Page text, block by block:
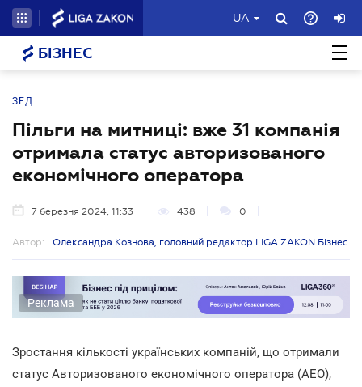
UA
БІЗНЕС
ЗЕД
Пільги на митниці: вже 31 компанія
отримала статус авторизованого
економічного оператора
7 березня 2024, 11:33 438 0
Автор: Олександра Кознова, головний редактор LIGA ZAKON Бізнес
Реклама
Зростання кількості українських компаній, що отримали
статус Авторизованого економічного оператора (АЕО),